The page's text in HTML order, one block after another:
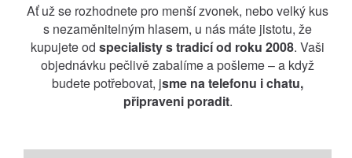
Ať už se rozhodnete pro menší zvonek, nebo velký kus
s nezaměnitelným hlasem, u nás máte jistotu, že
kupujete odspecialisty s tradicí od roku 2008. Vaši
objednávku pečlivě zabalíme a pošleme – a když
budete potřebovat, jsme na telefonu i chatu,
připraveni poradit.